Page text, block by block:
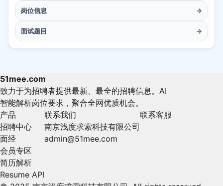
岗位信息 →
面试题目 →
51mee.com
致力于为招聘者提供最新、最全的招聘信息。AI
智能解析岗位要求，聚合全网优质机会。
产品
招聘中心
面经
会员专区
简历解析
Resume API
联系我们
南京浅度求索科技有限公司
admin@51mee.com
联系客服